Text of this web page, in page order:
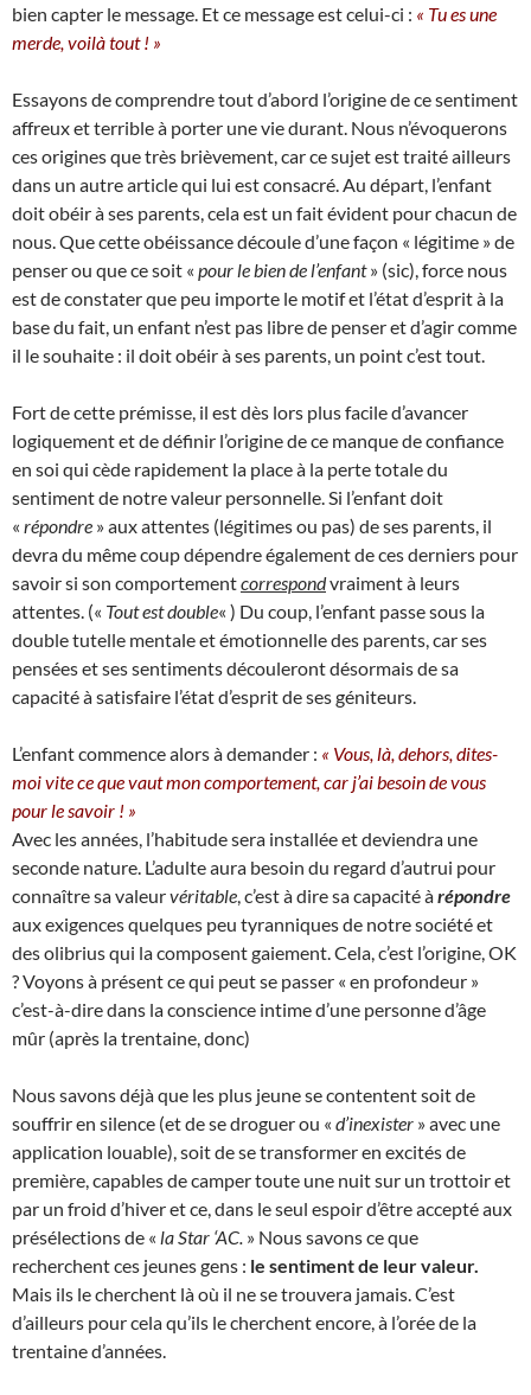
bien capter le message. Et ce message est celui-ci : « Tu es une
merde, voilà tout ! »
Essayons de comprendre tout d’abord l’origine de ce sentiment
affreux et terrible à porter une vie durant. Nous n’évoquerons
ces origines que très brièvement, car ce sujet est traité ailleurs
dans un autre article qui lui est consacré. Au départ, l’enfant
doit obéir à ses parents, cela est un fait évident pour chacun de
nous. Que cette obéissance découle d’une façon « légitime » de
penser ou que ce soit « pour le bien de l’enfant» (sic), force nous
est de constater que peu importe le motif et l’état d’esprit à la
base du fait, un enfant n’est pas libre de penser et d’agir comme
il le souhaite : il doit obéir à ses parents, un point c’est tout.
Fort de cette prémisse, il est dès lors plus facile d’avancer
logiquement et de définir l’origine de ce manque de confiance
en soi qui cède rapidement la place à la perte totale du
sentiment de notre valeur personnelle. Si l’enfant doit
« répondre » aux attentes (légitimes ou pas) de ses parents, il
devra du même coup dépendre également de ces derniers pour
savoir si son comportementcorrespondvraiment à leurs
attentes. (« Tout est double« ) Du coup, l’enfant passe sous la
double tutelle mentale et émotionnelle des parents, car ses
pensées et ses sentiments découleront désormais de sa
capacité à satisfaire l’état d’esprit de ses géniteurs.
L’enfant commence alors à demander : « Vous, là, dehors, dites-
moi vite ce que vaut mon comportement, car j’ai besoin de vous
pour le savoir ! »
Avec les années, l’habitude sera installée et deviendra une
seconde nature. L’adulte aura besoin du regard d’autrui pour
connaître sa valeurvéritable , c’est à dire sa capacité àrépondre
aux exigences quelques peu tyranniques de notre société et
des olibrius qui la composent gaiement. Cela, c’est l’origine, OK
? Voyons à présent ce qui peut se passer « en profondeur »
c’est-à-dire dans la conscience intime d’une personne d’âge
mûr (après la trentaine, donc)
Nous savons déjà que les plus jeune se contentent soit de
souffrir en silence (et de se droguer ou « d’inexister » avec une
application louable), soit de se transformer en excités de
première, capables de camper toute une nuit sur un trottoir et
par un froid d’hiver et ce, dans le seul espoir d’être accepté aux
présélections de « la Star ‘AC. » Nous savons ce que
recherchent ces jeunes gens : le sentiment de leur valeur.
Mais ils le cherchent là où il ne se trouvera jamais. C’est
d’ailleurs pour cela qu’ils le cherchent encore, à l’orée de la
trentaine d’années.